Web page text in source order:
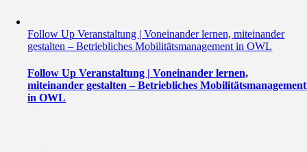
Follow Up Veranstaltung | Voneinander lernen, miteinander
gestalten – Betriebliches Mobilitätsmanagement in OWL
Follow Up Veranstaltung | Voneinander lernen,
miteinander gestalten – Betriebliches Mobilitätsmanagement
in OWL